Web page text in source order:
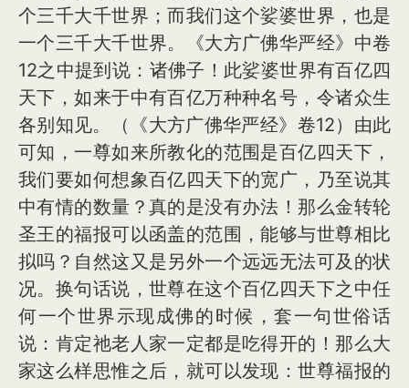
个三千大千世界；而我们这个娑婆世界，也是
一个三千大千世界。《大方广佛华严经》中卷
12之中提到说：诸佛子！此娑婆世界有百亿四
天下，如来于中有百亿万种种名号，令诸众生
各别知见。（《大方广佛华严经》卷12）由此
可知，一尊如来所教化的范围是百亿四天下，
我们要如何想象百亿四天下的宽广，乃至说其
中有情的数量？真的是没有办法！那么金转轮
圣王的福报可以函盖的范围，能够与世尊相比
拟吗？自然这又是另外一个远远无法可及的状
况。换句话说，世尊在这个百亿四天下之中任
何一个世界示现成佛的时候，套一句世俗话
说：肯定祂老人家一定都是吃得开的！那么大
家这么样思惟之后，就可以发现：世尊福报的